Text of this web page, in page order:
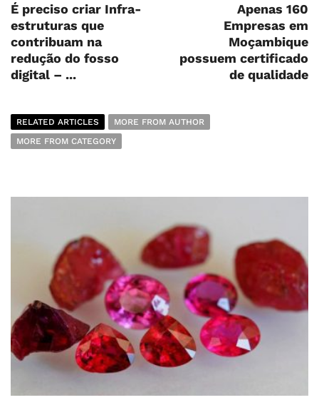
É preciso criar Infra-
estruturas que
contribuam na
redução do fosso
digital – ...
Apenas 160
Empresas em
Moçambique
possuem certificado
de qualidade
RELATED ARTICLES
MORE FROM AUTHOR
MORE FROM CATEGORY